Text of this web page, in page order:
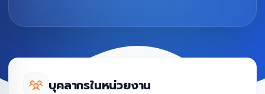
บุคลากรในหน่วยงาน